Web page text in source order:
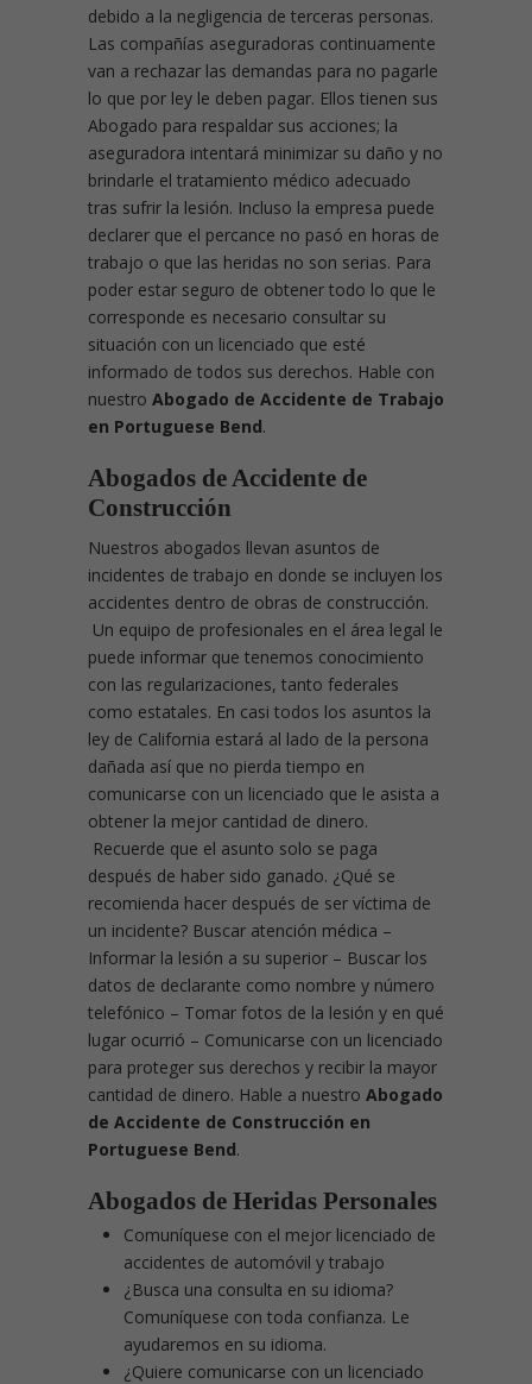
debido a la negligencia de terceras personas.
Las compañías aseguradoras continuamente
van a rechazar las demandas para no pagarle
lo que por ley le deben pagar. Ellos tienen sus
Abogado para respaldar sus acciones; la
aseguradora intentará minimizar su daño y no
brindarle el tratamiento médico adecuado
tras sufrir la lesión. Incluso la empresa puede
declarer que el percance no pasó en horas de
trabajo o que las heridas no son serias. Para
poder estar seguro de obtener todo lo que le
corresponde es necesario consultar su
situación con un licenciado que esté
informado de todos sus derechos. Hable con
nuestro Abogado de Accidente de Trabajo
en Portuguese Bend.
Abogados de Accidente de
Construcción
Nuestros abogados llevan asuntos de
incidentes de trabajo en donde se incluyen los
accidentes dentro de obras de construcción.
Un equipo de profesionales en el área legal le
puede informar que tenemos conocimiento
con las regularizaciones, tanto federales
como estatales. En casi todos los asuntos la
ley de California estará al lado de la persona
dañada así que no pierda tiempo en
comunicarse con un licenciado que le asista a
obtener la mejor cantidad de dinero.
Recuerde que el asunto solo se paga
después de haber sido ganado. ¿Qué se
recomienda hacer después de ser víctima de
un incidente? Buscar atención médica –
Informar la lesión a su superior – Buscar los
datos de declarante como nombre y número
telefónico – Tomar fotos de la lesión y en qué
lugar ocurrió – Comunicarse con un licenciado
para proteger sus derechos y recibir la mayor
cantidad de dinero. Hable a nuestro Abogado
de Accidente de Construcción en
Portuguese Bend.
Abogados de Heridas Personales
Comuníquese con el mejor licenciado de
accidentes de automóvil y trabajo
¿Busca una consulta en su idioma?
Comuníquese con toda confianza. Le
ayudaremos en su idioma.
¿Quiere comunicarse con un licenciado